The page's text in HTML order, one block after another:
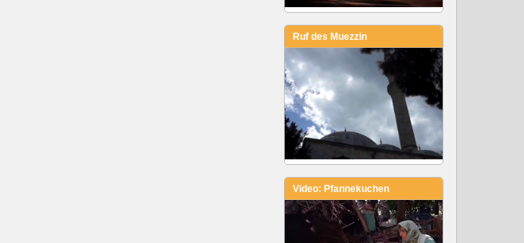
Ruf des Muezzin
Video: Pfannekuchen